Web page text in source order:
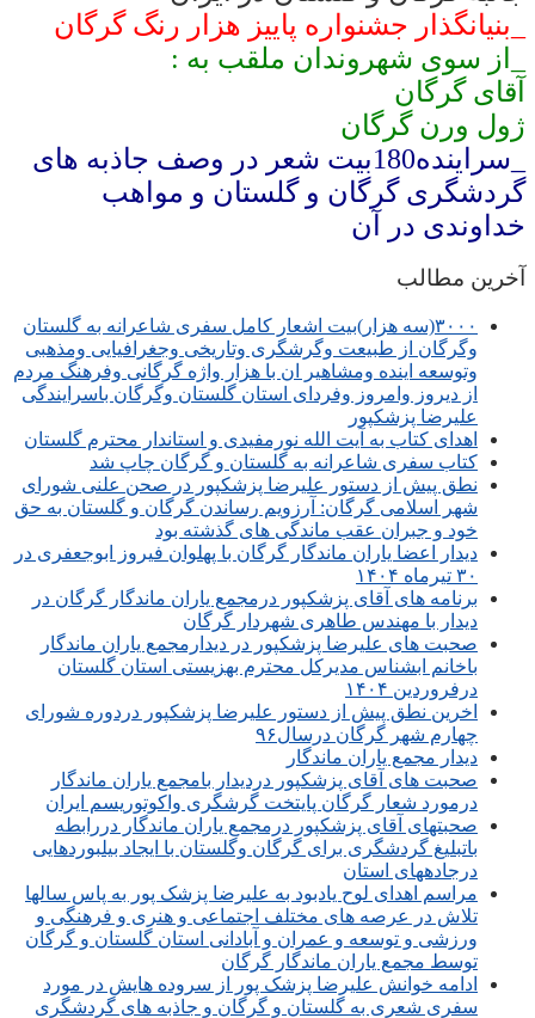
_بنیانگذار جشنواره پاییز هزار رنگ گرگان
_از سوی شهروندان ملقب به :
آقای گرگان
ژول ورن گرگان
_سراینده180بیت شعر در وصف جاذبه های
گردشگری گرگان و گلستان و مواهب
خداوندی در آن
آخرین مطالب
۳۰۰۰(سه هزار)بیت اشعار کامل سفری شاعرانه به گلستان
وگرگان از طبیعت وگرشگری وتاریخی وجغرافیایی ومذهبی
وتوسعه اینده ومشاهیر ان با هزار واژه گرگانی وفرهنگ مردم
از دیروز وامروز وفردای استان گلستان وگرگان باسرایندگی
علیرضا پزشکپور
اهدای کتاب به آیت الله نورمفیدی و استاندار محترم گلستان
کتاب سفری شاعرانه به گلستان و گرگان چاپ شد
نطق پیش از دستور علیرضا پزشکپور در صحن علنی شورای
شهر اسلامی گرگان: آرزویم رساندن گرگان و گلستان به حق
خود و جبران عقب ماندگی های گذشته بود
دیدار اعضا یاران ماندگار گرگان با پهلوان فیروز ابوجعفری در
۳۰ تیرماه ۱۴۰۴
برنامه های آقای پزشکپور درمجمع یاران ماندگار گرگان در
دیدار با مهندس طاهری شهردار گرگان
صحبت های علیرضا پزشکپور در دیدارمجمع یاران ماندگار
باخانم ابشناس مدیرکل محترم بهزیستی استان گلستان
درفروردین ۱۴۰۴
اخرین نطق پیش از دستور علیرضا پزشکپور دردوره شورای
چهارم شهر گرگان درسال۹۶
دیدار مجمع یاران ماندگار
صحبت های آقای پزشکپور دردیدار بامجمع یاران ماندگار
درمورد شعار گرگان پایتخت گرشگری واکوتوریسم ایران
صحبتهای آقای پزشکپور درمجمع یاران ماندگار دررابطه
باتبلیغ گردشگری برای گرگان وگلستان با ایجاد بیلبوردهایی
درجادههای استان
مراسم اهدای لوح یادبود به علیرضا پزشک پور به پاس سالها
تلاش در عرصه های مختلف اجتماعی و هنری و فرهنگی و
ورزشی و توسعه و عمران و آبادانی استان گلستان و گرگان
توسط مجمع یاران ماندگار گرگان
ادامه خوانش علیرضا پزشک پور از سروده هایش در مورد
سفری شعری به گلستان و گرگان و جاذبه های گردشگری